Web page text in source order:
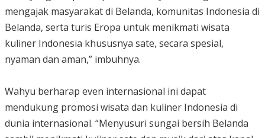
mengajak masyarakat di Belanda, komunitas Indonesia di
Belanda, serta turis Eropa untuk menikmati wisata
kuliner Indonesia khususnya sate, secara spesial,
nyaman dan aman,” imbuhnya.
Wahyu berharap even internasional ini dapat
mendukung promosi wisata dan kuliner Indonesia di
dunia internasional. “Menyusuri sungai bersih Belanda